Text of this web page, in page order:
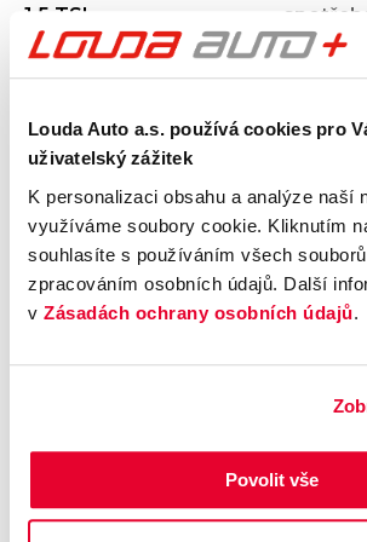
Louda Auto a.s. používá cookies pro
uživatelský zážitek
K personalizaci obsahu a analýze naší
využíváme soubory cookie. Kliknutím
souhlasíte s používáním všech
zpracováním osobních údajů. Další
v Zásadách ochrany osobních údajů.
Povolit vše
1.5 TSI
Počet dveří
5
Barva
Na
S
Termín dodání
Na objednání
Výbava
není nabídkou ve smyslu § 1731
občanského zákoníku, ani se